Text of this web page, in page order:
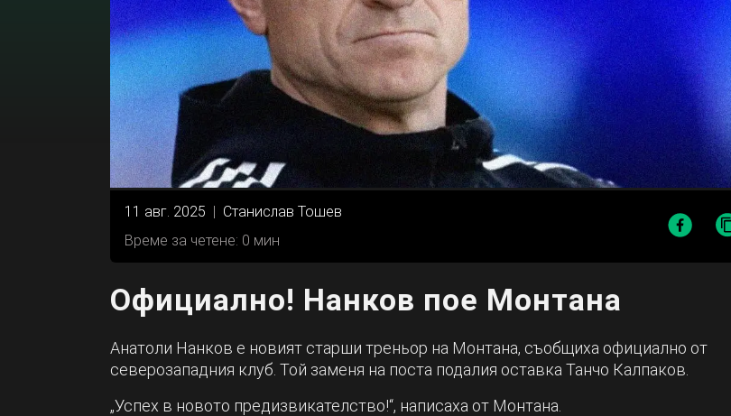
11 авг. 2025 | Станислав Тошев
Време за четене: 0 мин
Официално! Нанков пое Монтана
Анатоли Нанков е новият старши треньор на Монтана, съобщиха официално от
северозападния клуб. Той заменя на поста подалия оставка Танчо Калпаков.
„Успех в новото предизвикателство!“, написаха от Монтана.